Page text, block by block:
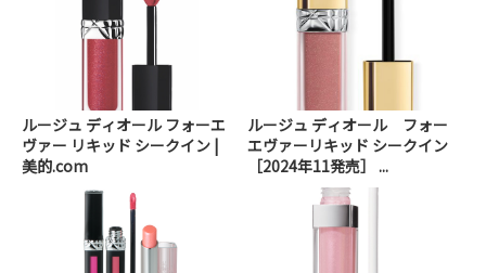
ルージュ ディオール フォーエ
ヴァー リキッド シークイン |
美的.com
ルージュ ディオール フォー
エヴァーリキッド シークイン
［2024年11発売］ ...